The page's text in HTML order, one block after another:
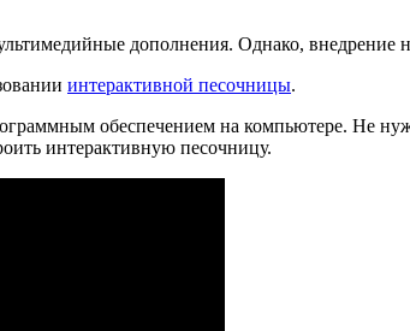
дополнения. Однако,
интерактивной песочницы.
обеспечением на компьютере. Не
интерактивную песочницу.